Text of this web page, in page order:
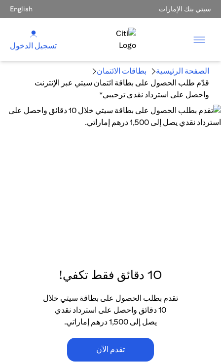
سيتي بنك الإمارات English
تسجيل الدخول
الصفحة الرئيسية
بطاقات الائتمان
قدّم طلب الحصول على بطاقة ائتمان سيتي عبر الإنترنت
واحصل على استرداد نقدي ترحيبي*
10 دقائق فقط تكفي!
تقدم بطلب الحصول على بطاقة سيتي خلال
10 دقائق واحصل على استرداد نقدي
يصل إلى 1,500 درهم إماراتي.
تقدم الآن